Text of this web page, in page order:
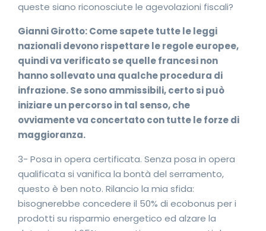
queste siano riconosciute le agevolazioni fiscali?
Gianni Girotto: Come sapete tutte le leggi
nazionali devono rispettare le regole europee,
quindi va verificato se quelle francesi non
hanno sollevato una qualche procedura di
infrazione. Se sono ammissibili, certo si può
iniziare un percorso in tal senso, che
ovviamente va concertato con tutte le forze di
maggioranza.
3- Posa in opera certificata. Senza posa in opera
qualificata si vanifica la bontà del serramento,
questo è ben noto. Rilancio la mia sfida:
bisognerebbe concedere il 50% di ecobonus per i
prodotti su risparmio energetico ed alzare la